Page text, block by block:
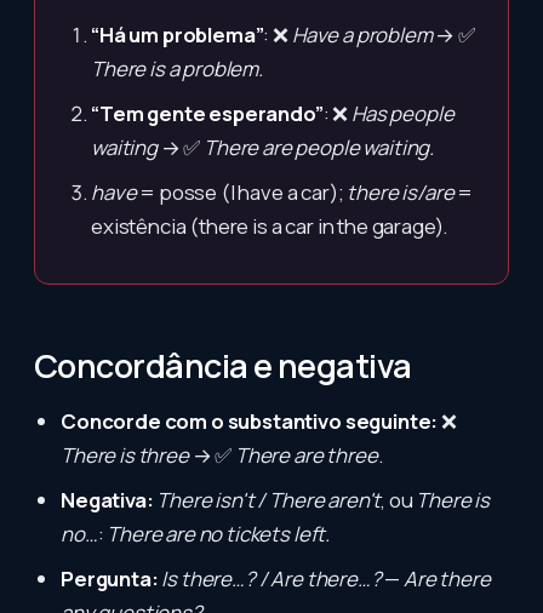
“Há um problema”: ❌Have a problem→ ✅
There is a problem.
“Tem gente esperando”: ❌Has people
waiting→ ✅ There are people waiting.
have= posse (I have a car); there is/are=
existência (there is a car in the garage).
Concordância e negativa
Concorde com o substantivo seguinte:❌
There is three→ ✅ There are three.
Negativa: There isn't / There aren't, ou There is
no…: There are no tickets left.
Pergunta:Is there…? / Are there…?—Are there